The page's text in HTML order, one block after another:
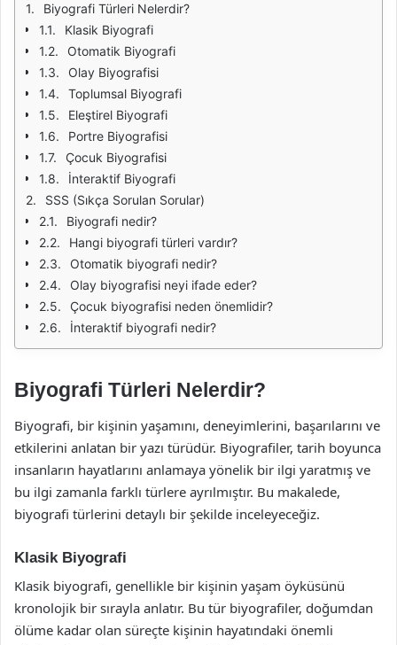
Biyografi Türleri Nelerdir?
Klasik Biyografi
Otomatik Biyografi
Olay Biyografisi
Toplumsal Biyografi
Eleştirel Biyografi
Portre Biyografisi
Çocuk Biyografisi
İnteraktif Biyografi
SSS (Sıkça Sorulan Sorular)
Biyografi nedir?
Hangi biyografi türleri vardır?
Otomatik biyografi nedir?
Olay biyografisi neyi ifade eder?
Çocuk biyografisi neden önemlidir?
İnteraktif biyografi nedir?
Biyografi Türleri Nelerdir?
Biyografi, bir kişinin yaşamını, deneyimlerini, başarılarını ve
etkilerini anlatan bir yazı türüdür. Biyografiler, tarih boyunca
insanların hayatlarını anlamaya yönelik bir ilgi yaratmış ve
bu ilgi zamanla farklı türlere ayrılmıştır. Bu makalede,
biyografi türlerini detaylı bir şekilde inceleyeceğiz.
Klasik Biyografi
Klasik biyografi, genellikle bir kişinin yaşam öyküsünü
kronolojik bir sırayla anlatır. Bu tür biyografiler, doğumdan
ölüme kadar olan süreçte kişinin hayatındaki önemli